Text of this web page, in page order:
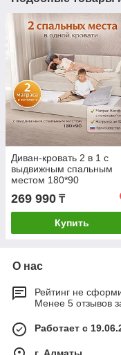
Диван-кровать 2 в 1 с
выдвижным спальным
местом 180*90
269 990 ₸
Купить
О нас
Рейтинг не
Менее 5 отзывов
Работает с